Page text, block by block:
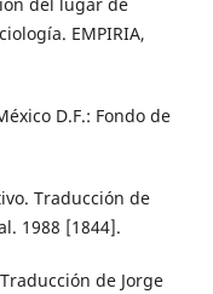
del lugar de
EMPIRIA,
D.F.: Fondo de
Traducción de
1988 [1844].
de Jorge